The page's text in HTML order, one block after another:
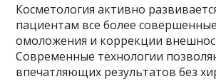
Косметология активно
пациентам все более
омоложения и коррекции
Современные технологии
впечатляющих результатов без